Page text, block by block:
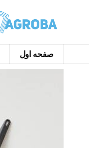
صفحه اول